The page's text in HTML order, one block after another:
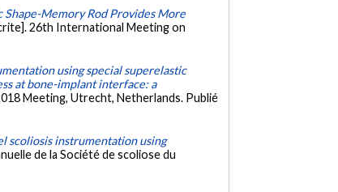
Shape-Memory Rod Provides More
26th International Meeting on
using special superelastic
at bone-implant interface: a
Meeting, Utrecht, Netherlands. Publié
scoliosis instrumentation using
de la Société de scoliose du